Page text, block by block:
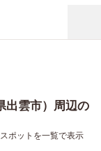
出雲市）周辺の
ポットを一覧で表示